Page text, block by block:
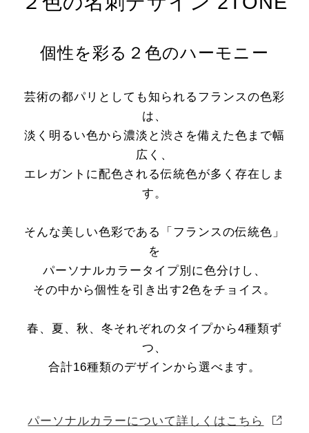
個性を彩る２色のハーモニー
芸術の都パリとしても知られるフランスの色彩
は、
淡く明るい色から濃淡と渋さを備えた色まで幅
広く、
エレガントに配色される伝統色が多く存在しま
す。
そんな美しい色彩である「フランスの伝統色」
を
パーソナルカラータイプ別に色分けし、
その中から個性を引き出す2色をチョイス。
春、夏、秋、冬それぞれのタイプから4種類ず
つ、
合計16種類のデザインから選べます。
パーソナルカラーについて詳しくはこちら